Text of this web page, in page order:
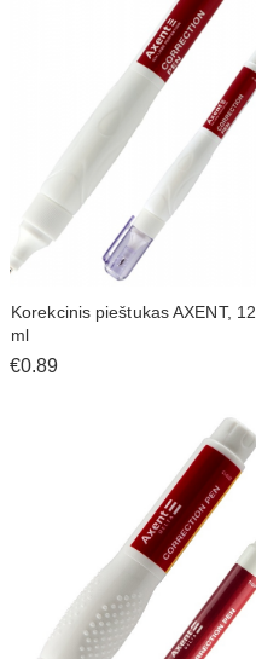
Korekcinis pieštukas AXENT, 12
ml
€0.89